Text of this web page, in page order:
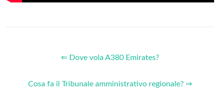
⇐ Dove vola A380 Emirates?
Cosa fa il Tribunale amministrativo regionale? ⇒